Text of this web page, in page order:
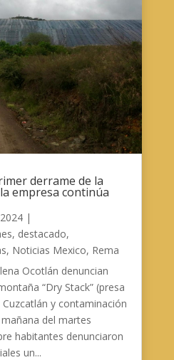
derrame de la
empresa continúa
|
, destacado,
, Noticias Mexico, Rema
Ocotlán denuncian
“Dry Stack” (presa
y contaminación
del martes
habitantes denunciaron
un...